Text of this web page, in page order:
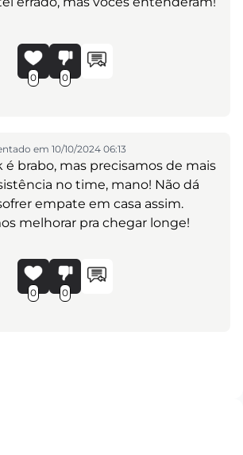
0 0
em 10/10/2024 06:13
é brabo, mas precisamos de mais
no time, mano! Não dá
empate em casa assim.
melhorar pra chegar longe!
0 0